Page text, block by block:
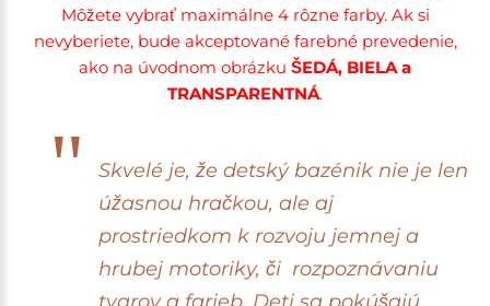
Môžete vybrať maximálne 4 rôzne farby. Ak si
nevyberiete, bude akceptované farebné prevedenie,
ako na úvodnom obrázku ŠEDÁ, BIELA a
TRANSPARENTNÁ.
Skvelé je, že detský bazénik nie je len
úžasnou hračkou, ale aj
prostriedkom k rozvoju jemnej a
hrubej motoriky, či rozpoznávaniu